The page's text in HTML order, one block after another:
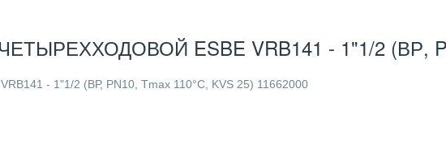
ESBE VRB141 - 1"1/2 (ВР,